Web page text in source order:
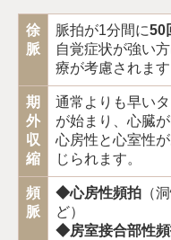
徐
脈
脈拍が1分間に50
自覚症状が強い
療が考慮されます
期
外
収
縮
通常よりも早い
が始まり、心臓が
心房性と心室性
じられます。
頻
脈
◆心房性頻拍 （
ど）
◆房室接合部性